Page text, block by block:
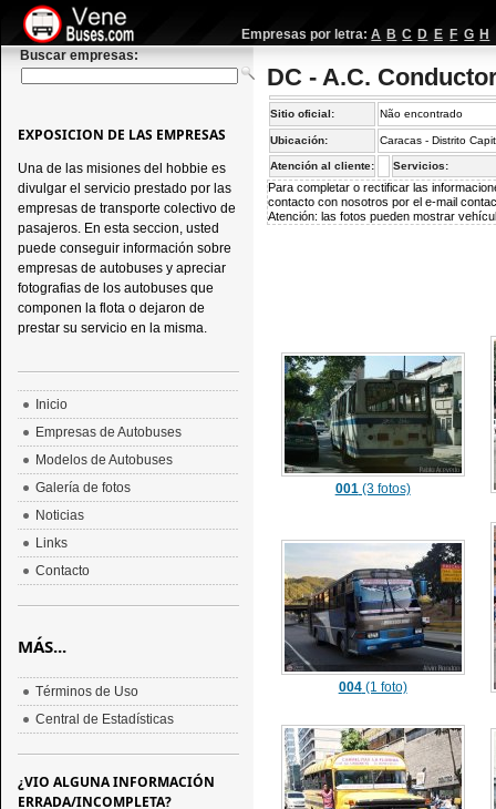
Empresas por letra: A B C D E F G H
Buscar empresas:
DC - A.C.
Sitio oficial: Não encontrado
Ubicación: Caracas - Distrito
Atención al cliente: Servicios:
Para completar o rectificar las
contacto con nosotros por el e-mail
Atención: las fotos pueden mostrar
001(3 fotos)
004(1 foto)
EXPOSICION DE LAS EMPRESAS
Una de las misiones del hobbie es
divulgar el servicio prestado por las
empresas de transporte colectivo de
pasajeros. En esta seccion, usted
puede conseguir información sobre
empresas de autobuses y apreciar
fotografias de los autobuses que
componen la flota o dejaron de
prestar su servicio en la misma.
Inicio
Empresas de Autobuses
Modelos de Autobuses
Galería de fotos
Noticias
Links
Contacto
MÁS...
Términos de Uso
Central de Estadísticas
¿VIO ALGUNA INFORMACIÓN
ERRADA/INCOMPLETA?